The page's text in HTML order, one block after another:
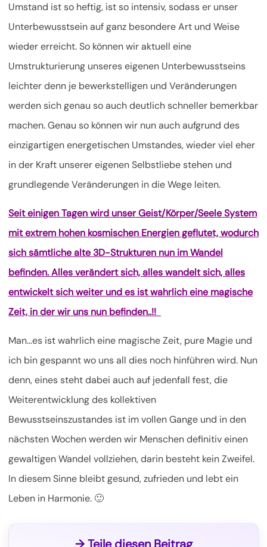
Umstand ist so heftig, ist so intensiv, sodass er unser
Unterbewusstsein auf ganz besondere Art und Weise
wieder erreicht. So können wir aktuell eine
Umstrukturierung unseres eigenen Unterbewusstseins
leichter denn je bewerkstelligen und Veränderungen
werden sich genau so auch deutlich schneller bemerkbar
machen. Genau so können wir nun auch aufgrund des
einzigartigen energetischen Umstandes, wieder viel eher
in der Kraft unserer eigenen Selbstliebe stehen und
grundlegende Veränderungen in die Wege leiten.
Seit einigen Tagen wird unser Geist/Körper/Seele System
mit extrem hohen kosmischen Energien geflutet, wodurch
sich sämtliche alte 3D-Strukturen nun im Wandel
befinden. Alles verändert sich, alles wandelt sich, alles
entwickelt sich weiter und es ist wahrlich eine magische
Zeit, in der wir uns nun befinden..!!
Man…es ist wahrlich eine magische Zeit, pure Magie und
ich bin gespannt wo uns all dies noch hinführen wird. Nun
denn, eines steht dabei auch auf jedenfall fest, die
Weiterentwicklung des kollektiven
Bewusstseinszustandes ist im vollen Gange und in den
nächsten Wochen werden wir Menschen definitiv einen
gewaltigen Wandel vollziehen, darin besteht kein Zweifel.
In diesem Sinne bleibt gesund, zufrieden und lebt ein
Leben in Harmonie. 🙂